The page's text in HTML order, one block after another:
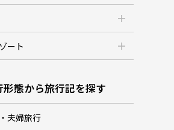
ート
形態から旅行記を探す
夫婦旅行